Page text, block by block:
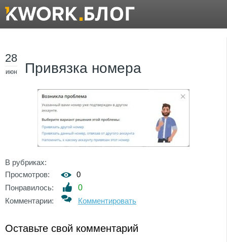
28
июн Привязка номера
В рубриках:
Просмотров:
0
Понравилось:
0
Комментарии:
Комментировать
Оставьте свой комментарий